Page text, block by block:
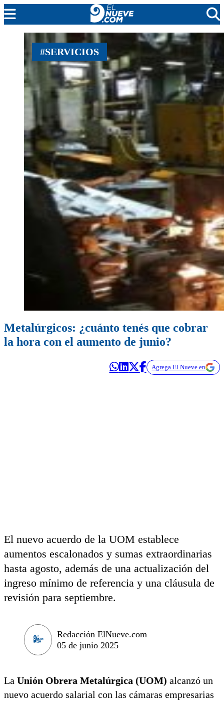
MENDOZA
CADA DÍA
ARGENTINA
NOTICIERO 9
EL NUEVE STREAMS
PROGRAMACIÓN
EN VIVO
#SERVICIOS
Metalúrgicos: ¿cuánto tenés que cobrar
la hora con el aumento de junio?
Agrega El Nueve en
El nuevo acuerdo de la UOM establece
aumentos escalonados y sumas extraordinarias
hasta agosto, además de una actualización del
ingreso mínimo de referencia y una cláusula de
revisión para septiembre.
Redacción ElNueve.com
05 de junio 2025
La Unión Obrera Metalúrgica (UOM) alcanzó un
nuevo acuerdo salarial con las cámaras empresarias